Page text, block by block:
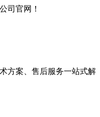
司官网！
方案、售后服务一站式解